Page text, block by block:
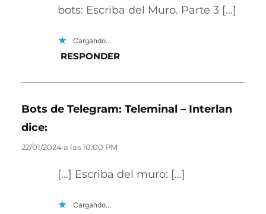
bots: Escriba del Muro. Parte 3 […]
Cargando…
RESPONDER
Bots de Telegram: Teleminal – Interlan
dice:
22/01/2024 a las 10:00 PM
[…] Escriba del muro: […]
Cargando…